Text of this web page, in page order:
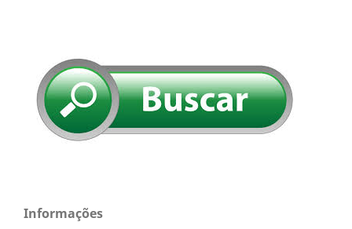
Informações